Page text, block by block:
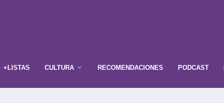
+LISTAS CULTURA RECOMENDACIONES PODCAST